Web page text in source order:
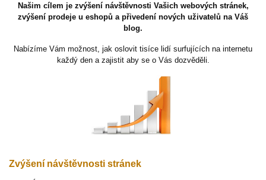
Našim cílem je zvýšení návštěvnosti Vašich webových stránek,
zvýšení prodeje u eshopů a přivedení nových uživatelů na Váš
blog.
Nabízíme Vám možnost, jak oslovit tisíce lidí surfujících na internetu
každý den a zajistit aby se o Vás dozvěděli.
Zvýšení návštěvnosti stránek